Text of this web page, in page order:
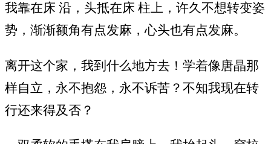
我靠在床 沿，头抵在床 柱上，许久不想转变姿
势，渐渐额角有点发麻，心头也有点发麻。
离开这个家，我到什么地方去！学着像唐晶那
样自立，永不抱怨，永不诉苦？不知我现在转
行还来得及否？